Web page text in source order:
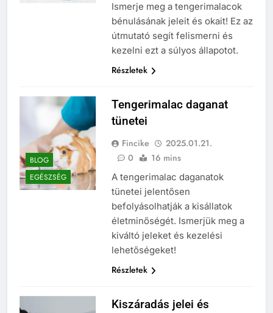
Ismerje meg a tengerimalacok
bénulásának jeleit és okait! Ez az
útmutató segít felismerni és
kezelni ezt a súlyos állapotot.
Részletek
BLOG
EGÉSZSÉG
Tengerimalac daganat
tünetei
Fincike
2025.01.21.
0
16 mins
A tengerimalac daganatok
tünetei jelentősen
befolyásolhatják a kisállatok
életminőségét. Ismerjük meg a
kiváltó jeleket és kezelési
lehetőségeket!
Részletek
Kiszáradás jelei és